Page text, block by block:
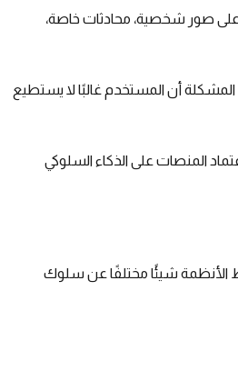
على صور شخصية، محادثات خاصة،
المشكلة أن المستخدم غالبًا لا يستطيع
واعتماد المنصات على الذكاء السلوكي
الأنظمة شيئًا مختلفًا عن سلوك